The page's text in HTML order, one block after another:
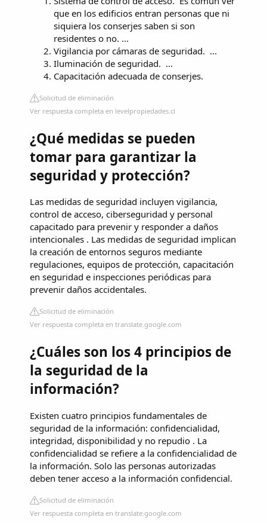
que en los edificios entran personas que ni
siquiera los conserjes saben si son
residentes o no. ...
Vigilancia por cámaras de seguridad. ‍ ...
Iluminación de seguridad. ‍ ...
Capacitación adecuada de conserjes. ‍
Solicitud de eliminación
Ver respuesta completa en levelpropiedades.cl
¿Qué medidas se pueden
tomar para garantizar la
seguridad y protección?
Las medidas de seguridad incluyen vigilancia,
control de acceso, ciberseguridad y personal
capacitado para prevenir y responder a daños
intencionales . Las medidas de seguridad implican
la creación de entornos seguros mediante
regulaciones, equipos de protección, capacitación
en seguridad e inspecciones periódicas para
prevenir daños accidentales.
Solicitud de eliminación
Ver respuesta completa en translate.google.com
¿Cuáles son los 4 principios de
la seguridad de la
información?
Existen cuatro principios fundamentales de
seguridad de la información: confidencialidad,
integridad, disponibilidad y no repudio . La
confidencialidad se refiere a la confidencialidad de
la información. Solo las personas autorizadas
deben tener acceso a la información confidencial.
Solicitud de eliminación
Ver respuesta completa en translate.google.com